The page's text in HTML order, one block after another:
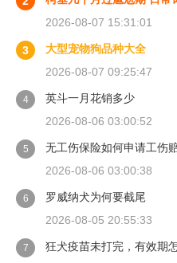
2026-08-07 15:31:01
3
大型宠物狗品种大全
2026-08-07 09:25:47
4
英斗一月花销多少
2026-08-06 03:00:52
5
无工伤保险如何申请工伤
2026-08-06 03:00:38
6
罗威纳犬为何要截尾
2026-08-05 20:55:33
7 狂犬疫苗未打完，有效期